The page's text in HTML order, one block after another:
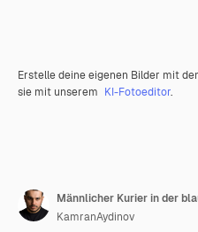
Erstelle deine eigenen Bilder mit
sie mit unserem KI-Fotoeditor.
KamranAydinov